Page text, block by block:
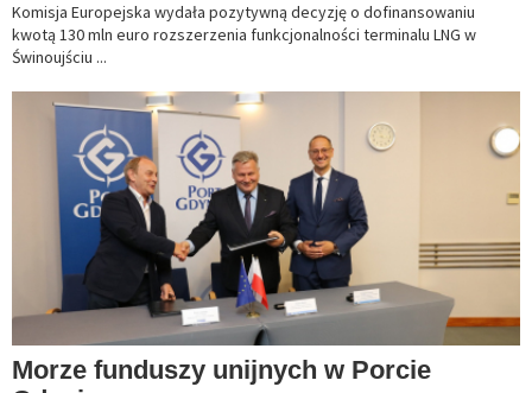
Komisja Europejska wydała pozytywną decyzję o dofinansowaniu
kwotą 130 mln euro rozszerzenia funkcjonalności terminalu LNG w
Świnoujściu ...
Morze funduszy unijnych w Porcie